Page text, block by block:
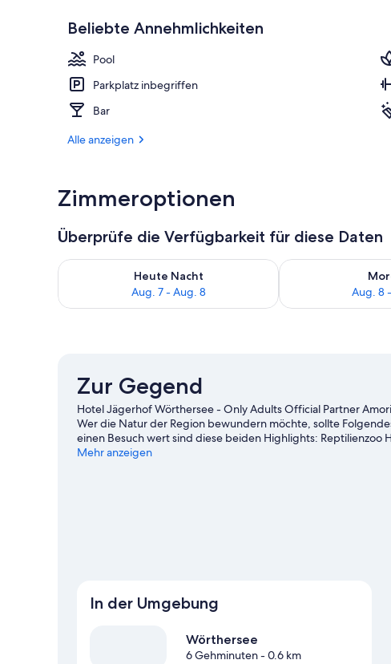
Beliebte Annehmlichkeiten
Pool
Parkplatz inbegriffen
Bar
Alle anzeigen
Zimmeroptionen
Überprüfe die Verfügbarkeit für diese Daten
Heute Nacht
Aug. 7 - Aug. 8
Überprüfe die Verfügbarkeit für heute Nacht, Aug. 7 -
Aug. 8
Überprüfe die
Zur Gegend
Hotel Jägerhof Wörthersee - Only Adults Official Partner
Wer die Natur der Region bewundern möchte, sollte
einen Besuch wert sind diese beiden Highlights:
und beim Angeln kannst du die umliegende Wasserwelt
Mehr anzeigen
In der Umgebung
Wörthersee
6 Gehminuten- 0.6 km